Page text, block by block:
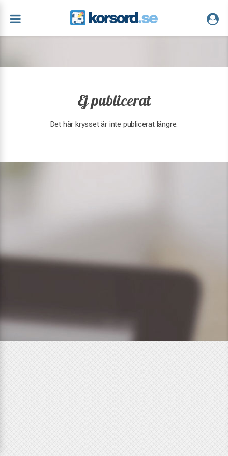
Ej publicerat
Det här krysset är inte publicerat längre.